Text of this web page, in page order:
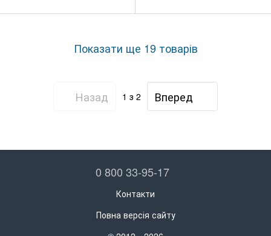
Показати ще 19 товарів
Назад 1 з 2 Вперед
0 800 33-95-17
Контакти
Повна версія сайту